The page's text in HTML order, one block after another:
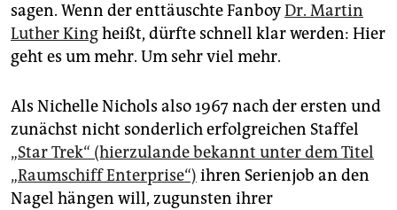
genossenschaft
epaper login
sagen. Wenn der enttäuschte FanboyDr. Martin
Luther Kingheißt, dürfte schnell klar werden: Hier
geht es um mehr. Um sehr viel mehr.
Als Nichelle Nichols also 1967 nach der ersten und
zunächst nicht sonderlich erfolgreichen Staffel
„Star Trek“ (hierzulande bekannt unter dem Titel
„Raumschiff Enterprise“) ihren Serienjob an den
Nagel hängen will, zugunsten ihrer